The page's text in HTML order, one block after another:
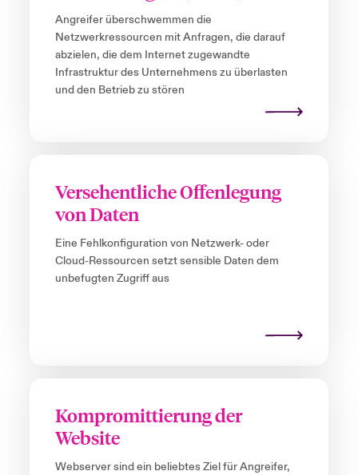
Angreifer überschwemmen die
Netzwerkressourcen mit Anfragen, die darauf
abzielen, die dem Internet zugewandte
Infrastruktur des Unternehmens zu überlasten
und den Betrieb zu stören
Versehentliche Offenlegung
von Daten
Eine Fehlkonfiguration von Netzwerk- oder
Cloud-Ressourcen setzt sensible Daten dem
unbefugten Zugriff aus
Kompromittierung der
Website
Webserver sind ein beliebtes Ziel für Angreifer,